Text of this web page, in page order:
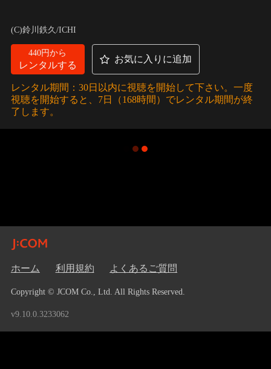
(C)鈴川鉄久/ICHI
440円から
レンタルする
お気に入りに追加
レンタル期間：30日以内に視聴を開始して下さい。一度
視聴を開始すると、7日（168時間）でレンタル期間が終
了します。
ホーム 利用規約 よくあるご質問
Copyright © JCOM Co., Ltd. All Rights Reserved.
v9.10.0.3233062